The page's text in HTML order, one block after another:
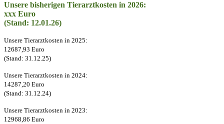
Unsere bisherigen Tierarztkosten in 2026:
xxx Euro
(Stand: 12.01.26)
Unsere Tierarztkosten in 2025:
12687,93 Euro
(Stand: 31.12.25)
Unsere Tierarztkosten in 2024:
14287,20 Euro
(Stand: 31.12.24)
Unsere Tierarztkosten in 2023:
12968,86 Euro